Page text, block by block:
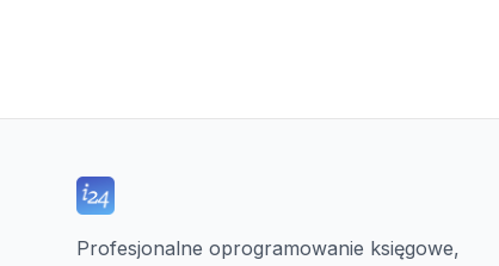
Profesjonalne oprogramowanie księgowe,